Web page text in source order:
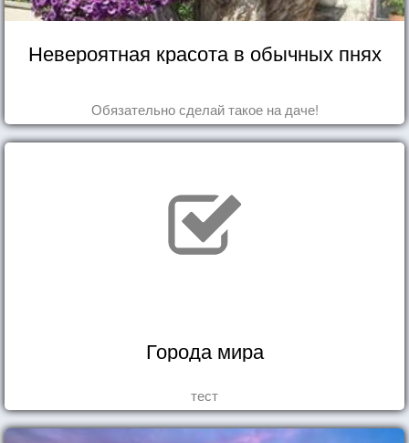
Невероятная красота в обычных пнях
Обязательно сделай такое на даче!
Города мира
тест